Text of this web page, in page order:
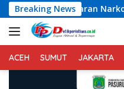
Langsung
ke
konten
Breaking NewsKapolri Tutup
ACEH SUMUT JAKARTA